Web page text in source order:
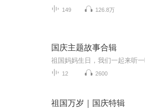
149 126.8万
国庆主题故事合辑
12 2600
祖国万岁｜国庆特辑